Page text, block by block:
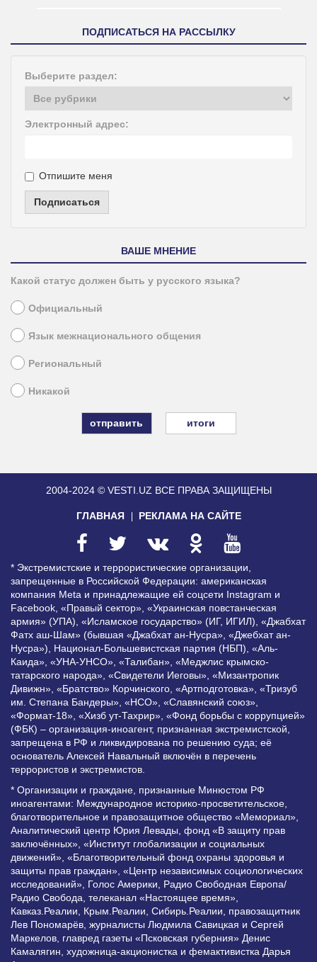
ПОДПИСАТЬСЯ НА РАССЫЛКУ
Выберите раздел:
Электронный адрес:
Отпишите меня
Подписаться
ВАШЕ МНЕНИЕ
Какой статус должен быть у русского языка?
Официальный
Язык межнационального общения
Региональный
Никакой
итоги
2004-2024 © VESTI.UZ ВСЕ ПРАВА ЗАЩИЩЕНЫ
ГЛАВНАЯ РЕКЛАМА НА САЙТЕ
* Экстремистские и террористические организации,
запрещенные в Российской Федерации: американская
компания Meta и принадлежащие ей соцсети Instagram и
Facebook, «Правый сектор», «Украинская повстанческая
армия» (УПА), «Исламское государство» (ИГ, ИГИЛ), «Джабхат
Фатх аш-Шам» (бывшая «Джабхат ан-Нусра», «Джебхат ан-
Нусра»), Национал-Большевистская партия (НБП), «Аль-
Каида», «УНА-УНСО», «Талибан», «Меджлис крымско-
татарского народа», «Свидетели Иеговы», «Мизантропик
Дивижн», «Братство» Корчинского, «Артподготовка», «Тризуб
им. Степана Бандеры», «НСО», «Славянский союз»,
«Формат-18», «Хизб ут-Тахрир», «Фонд борьбы с коррупцией»
(ФБК) – организация-иноагент, признанная экстремистской,
запрещена в РФ и ликвидирована по решению суда; её
основатель Алексей Навальный включён в перечень
террористов и экстремистов.
* Организации и граждане, признанные Минюстом РФ
иноагентами: Международное историко-просветительское,
благотворительное и правозащитное общество «Мемориал»,
Аналитический центр Юрия Левады, фонд «В защиту прав
заключённых», «Институт глобализации и социальных
движений», «Благотворительный фонд охраны здоровья и
защиты прав граждан», «Центр независимых социологических
исследований», Голос Америки, Радио Свободная Европа/
Радио Свобода, телеканал «Настоящее время»,
Кавказ.Реалии, Крым.Реалии, Сибирь.Реалии, правозащитник
Лев Пономарёв, журналисты Людмила Савицкая и Сергей
Маркелов, главред газеты «Псковская губерния» Денис
Камалягин, художница-акционистка и фемактивистка Дарья